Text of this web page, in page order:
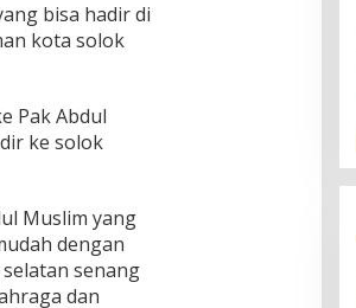
bisa hadir di
kota solok
Pak Abdul
ke solok
Muslim yang
dengan
senang
dan